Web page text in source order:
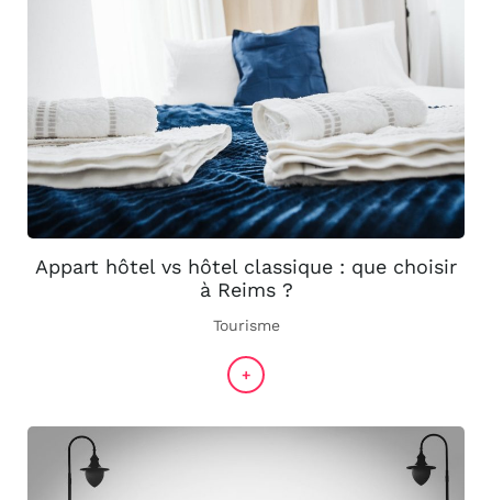
Appart hôtel vs hôtel classique : que choisir
à Reims ?
Tourisme
+